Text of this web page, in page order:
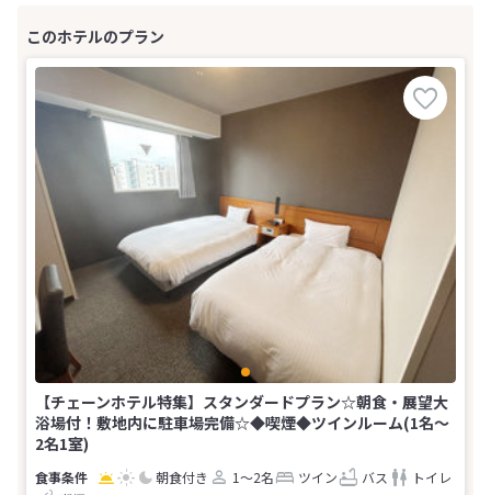
【チェーンホテル特集】スタンダードプラン☆朝食・展望大
浴場付！敷地内に駐車場完備☆◆喫煙◆ツインルーム(1名～
2名1室)
朝食付き 1～2名 ツイン バス
トイレ